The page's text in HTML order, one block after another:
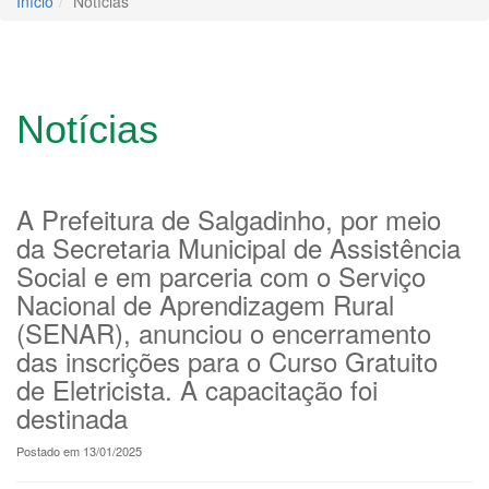
Notícias
A Prefeitura de Salgadinho, por meio
da Secretaria Municipal de Assistência
Social e em parceria com o Serviço
Nacional de Aprendizagem Rural
(SENAR), anunciou o encerramento
das inscrições para o Curso Gratuito
de Eletricista. A capacitação foi
destinada
Postado em 13/01/2025